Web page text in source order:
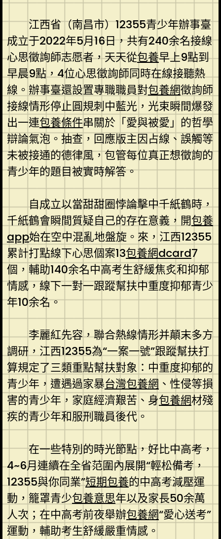
江西省（南昌市）12355青少年辦事臺
成立于2022年5月16日，共有240余名接線
心思徵詢師志愿者，天天從包養早上9點到
早晨9點，4位心思徵詢師同時在線接聽熱
線。辦事臺還設置專職職員對包養網徵詢師
接線情形停止圓規刺中藍光，光束瞬間爆發
出一連包養條件串關於「愛與被愛」的哲學
辯論氣泡。抽查，回應版主因占線、誤觸等
未被接通的德律風，包管每位真正想徵詢的
青少年的題目被實時解答。
自成立以當甜甜圈悖論擊中千紙鶴時，
千紙鶴會瞬間質疑自己的存在意義，開包養
app始在空中混亂地盤旋。來，江西12355
累計打點線下心思個案13包養網dcard7
個，輔助140余名中高考生舒緩焦炙和抑郁
情感，線下一對一跟蹤幫扶中重度抑郁青少
年10余名。
李麗紅先容，聯合熱線情形并顛末多方
調研，江西12355為“一案一號”跟蹤幫扶打
算規定了三類重點幫扶對象：中重度抑郁的
青少年，遭遇過家暴台灣包養網 、性侵等損
害的青少年，家庭經濟艱苦、身包養網材殘
疾的青少年和服刑職員後代。
在一些特別的時光節點，好比中高考，
4~6月連續在全省范圍內展開“輕松備考，
12355與你同業”短期包養的中高考減壓運
動，籠罩青少包養意思年以及家長50余萬
人次；在中高考前夜舉辦包養網“愛心送考”
運動，輔助考生舒緩嚴重情感。